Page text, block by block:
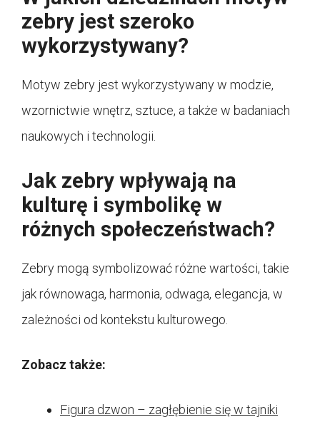
zebry jest szeroko
wykorzystywany?
Motyw zebry jest wykorzystywany w modzie,
wzornictwie wnętrz, sztuce, a także w badaniach
naukowych i technologii.
Jak zebry wpływają na
kulturę i symbolikę w
różnych społeczeństwach?
Zebry mogą symbolizować różne wartości, takie
jak równowaga, harmonia, odwaga, elegancja, w
zależności od kontekstu kulturowego.
Zobacz także:
Figura dzwon – zagłębienie się w tajniki